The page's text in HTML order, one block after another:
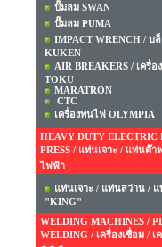
ปั๊มลม SWAN
ปั๊มลม PUMA
IMPACT WRENCH / บ
KUKEN
AIR BREAKERS / เครื่อ
TOKU
MARATRON
CTC
เครื่องพ่นไฟ OLYMPIA
HEAVY DUTY ELECTRIC
PRESS / แท่นเจาะ / แท่นต๊า
ไฟฟ้า
แท่นเจาะ / แท่นสว่าน / แ
"KING"
WELDING MACHINES /
WELDING / เครื่องเชื่อม / เ